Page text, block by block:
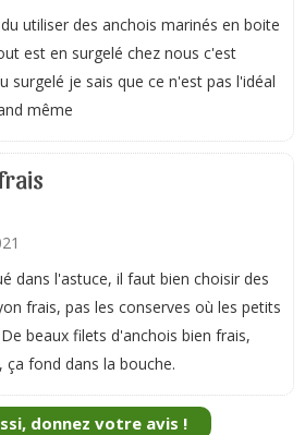
utiliser des anchois marinés en boite
est en surgelé chez nous c'est
surgelé je sais que ce n'est pas l'idéal
même
dans l'astuce, il faut bien choisir des
frais, pas les conserves où les petits
beaux filets d'anchois bien frais,
fond dans la bouche.
donnez votre avis !